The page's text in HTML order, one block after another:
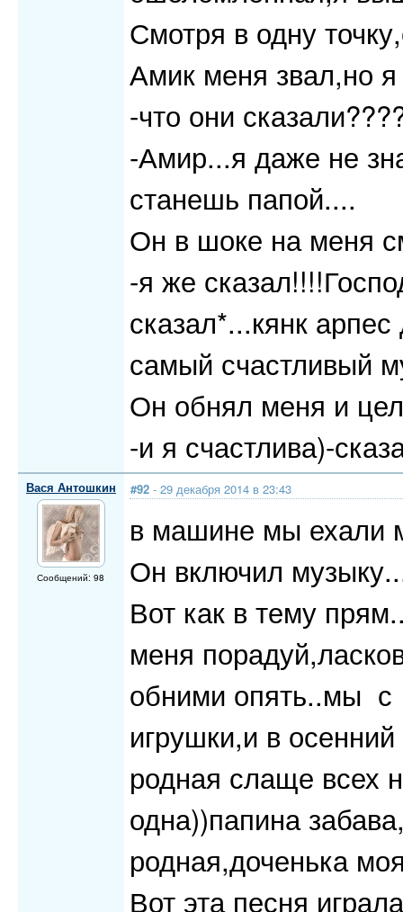
Смотря в одну
Амик меня звал,но
-что они
-Амир...я даже не
станешь папой....
Он в шоке на меня
-я же
сказал*...кянк
самый счастливый
Он обнял меня и
-и я счастлива)-
Вася Антошкин
Сообщений: 98
#92 - 29 декабря 2014 в 23:43
в машине мы ехали
Он включил
Вот как в тему
меня
обними опять..мы с
игрушки,и в
родная слаще всех
одна))папина
родная,доченька
Вот эта песня